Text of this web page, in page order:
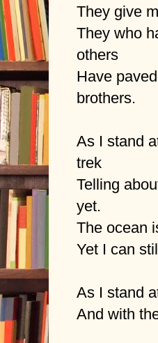
They give
They who
others
Have
brothers.
As I stand
trek
Telling
yet.
The ocean
Yet I can
As I stand
And with